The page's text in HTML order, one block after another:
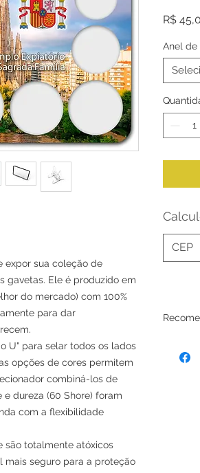
expor sua coleção de
gavetas. Ele é produzido em
do mercado) com 100%
para dar
U" para selar todos os lados
opções de cores permitem
combiná-los de
dureza (60 Shore) foram
com a flexibilidade
são totalmente atóxicos
mais seguro para a proteção
R$
Anel de